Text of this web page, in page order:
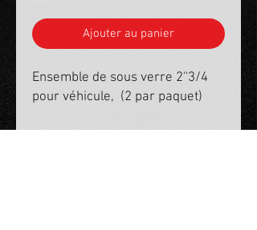
Ajouter au panier
Ensemble de sous verre 2''3/4
pour véhicule, (2 par paquet)